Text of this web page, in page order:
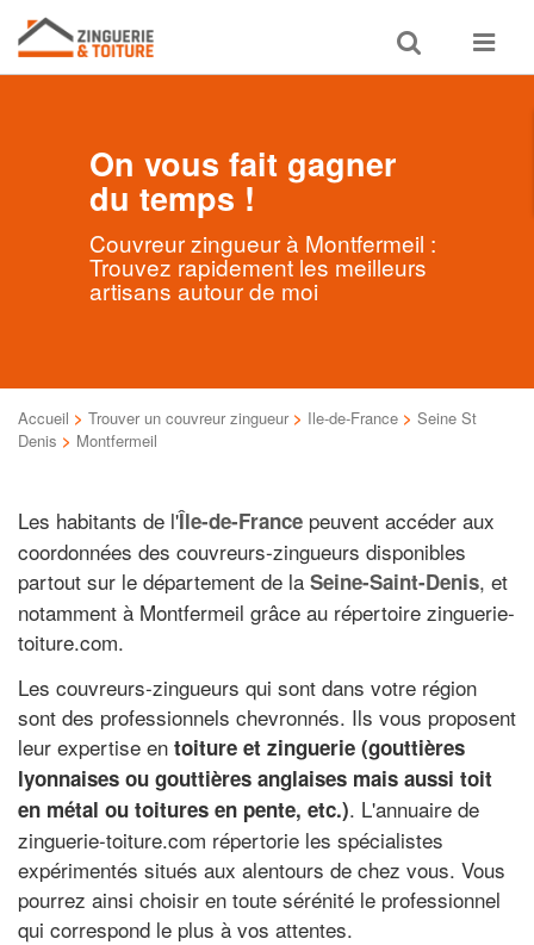
Toggle
search
Toggle
On vous fait gagner
du temps !
Couvreur zingueur à Montfermeil :
Trouvez rapidement les meilleurs
artisans autour de moi
Accueil > Trouver un couvreur zingueur > Ile-de-France > Seine St
Denis > Montfermeil
Les habitants de l'Île-de-France peuvent accéder aux
coordonnées des couvreurs-zingueurs disponibles
partout sur le département de la Seine-Saint-Denis, et
notamment à Montfermeil grâce au répertoire zinguerie-
toiture.com.
Les couvreurs-zingueurs qui sont dans votre région
sont des professionnels chevronnés. Ils vous proposent
leur expertise en toiture et zinguerie (gouttières
lyonnaises ou gouttières anglaises mais aussi toit
en métal ou toitures en pente, etc.). L'annuaire de
zinguerie-toiture.com répertorie les spécialistes
expérimentés situés aux alentours de chez vous. Vous
pourrez ainsi choisir en toute sérénité le professionnel
qui correspond le plus à vos attentes.